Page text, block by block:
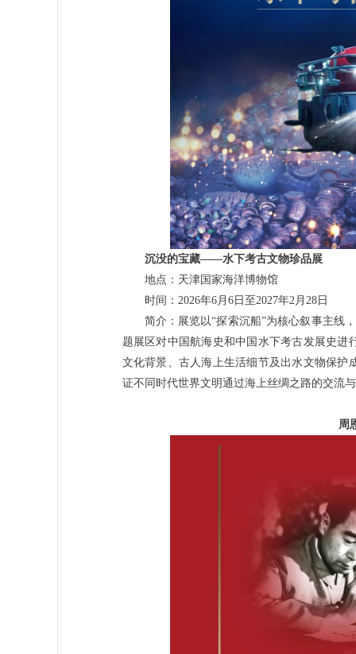
沉没的宝藏——水下考古文物珍品展
地点：天津国家海洋博物馆
时间：2026年6月6日至2027年2月28日
简介：展览以“探索沉船”为核心叙事主线
题展区对中国航海史和中国水下考古发展史
文化背景、古人海上生活细节及出水文物保
证不同时代世界文明通过海上丝绸之路的交流
周